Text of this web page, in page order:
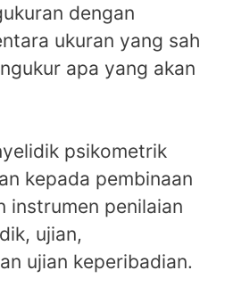
dengan
ukuran yang sah
apa yang akan
psikometrik
kepada pembinaan
instrumen penilaian
ujian,
ujian keperibadian.